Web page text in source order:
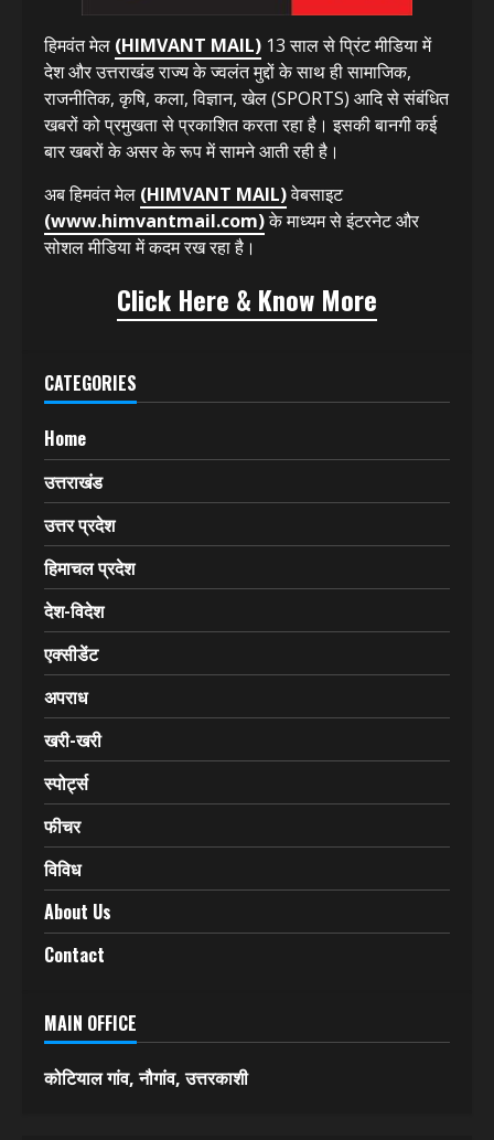
हिमवंत मेल (HIMVANT MAIL) 13 साल से प्रिंट मीडिया में
देश और उत्तराखंड राज्य के ज्वलंत मुद्दों के साथ ही सामाजिक,
राजनीतिक, कृषि, कला, विज्ञान, खेल (SPORTS) आदि से संबंधित
खबरों को प्रमुखता से प्रकाशित करता रहा है। इसकी बानगी कई
बार खबरों के असर के रूप में सामने आती रही है।
अब हिमवंत मेल (HIMVANT MAIL)वेबसाइट
(www.himvantmail.com)के माध्यम से इंटरनेट और
सोशल मीडिया में कदम रख रहा है।
Click Here & Know More
CATEGORIES
Home
उत्तराखंड
उत्तर प्रदेश
हिमाचल प्रदेश
देश-विदेश
एक्सीडेंट
अपराध
खरी-खरी
स्पोर्ट्स
फीचर
विविध
About Us
Contact
MAIN OFFICE
कोटियाल गांव, नौगांव, उत्तरकाशी